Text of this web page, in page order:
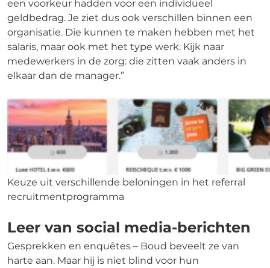
een voorkeur hadden voor een individueel
geldbedrag. Je ziet dus ook verschillen binnen een
organisatie. Die kunnen te maken hebben met het
salaris, maar ook met het type werk. Kijk naar
medewerkers in de zorg: die zitten vaak anders in
elkaar dan de manager.”
Keuze uit verschillende beloningen in het referral
recruitmentprogramma
Leer van social media-berichten
Gesprekken en enquêtes – Boud beveelt ze van
harte aan. Maar hij is niet blind voor hun